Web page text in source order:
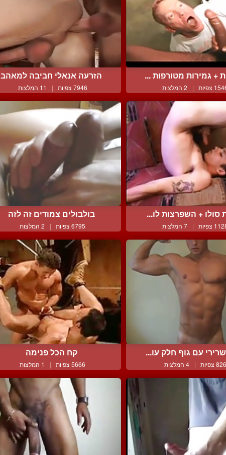
+ גמירות מטורפות ...
צפיות | 2 המלצות
הזרעה אנאלי חביבה למאהב
7946 צפיות | 11 המלצות
סולו + השפרצות לו...
צפיות | 7 המלצות
בולבולים צמודים זה לזה
6795 צפיות | 2 המלצות
עם גוף חלק עו...
צפיות | 4 המלצות
קח הכל פנימה
5666 צפיות | 1 המלצות